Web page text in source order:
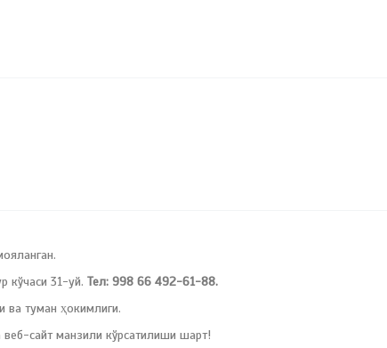
кўчаси 31-уй. Тел: 998 66 492-61-88.
ва туман ҳокимлиги.
сайт манзили кўрсатилиши шарт!